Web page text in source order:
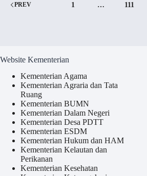
PREV 1 … 111
Website Kementerian
Kementerian Agama
Kementerian Agraria dan Tata
Ruang
Kementerian BUMN
Kementerian Dalam Negeri
Kementerian Desa PDTT
Kementerian ESDM
Kementerian Hukum dan HAM
Kementerian Kelautan dan
Perikanan
Kementerian Kesehatan